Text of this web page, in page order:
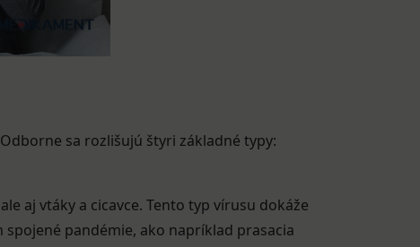
sa rozlišujú štyri základné typy:
aj vtáky a cicavce. Tento typ vírusu dokáže
pandémie, ako napríklad prasacia